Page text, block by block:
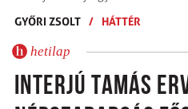
GYŐRI ZSOLT / HÁTTÉR
hetilap
INTERJÚ TAMÁS